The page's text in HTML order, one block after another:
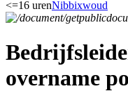
<=16 urenNibbixwoud
overname